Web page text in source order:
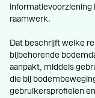
informatievoorziening
raamwerk.
Dat beschrijft welke
bijbehorende
aanpakt, middels
die bij
gebruikersprofielen en